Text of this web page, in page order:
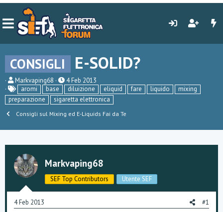
CONSIGLI E-SOLID?
C
r
e
a
D
s
c
u
s
i
o
Markvaping68
D
a
t
a
d
i
i
o
4 Feb 2013
aromi
base diluizione eliquid fare liquido
mixing
preparazione
sigaretta elettronica
Consigli sul Mixing ed E-Liquids Fai da Te
Markvaping68
SEF Top Contributors Utente SEF
4 Feb 2013 #1